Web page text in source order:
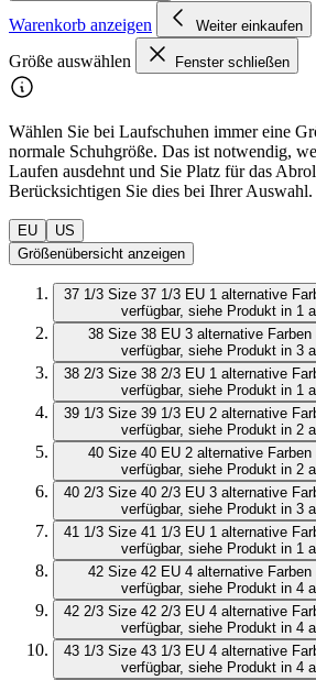
Warenkorb anzeigen Weiter einkaufen
Größe auswählen Fenster schließen
Wählen Sie bei Laufschuhen immer eine
normale Schuhgröße. Das ist notwendig,
Laufen ausdehnt und Sie Platz für das
Berücksichtigen Sie dies bei Ihrer Auswahl.
EU
US
Größenübersicht anzeigen
37 1/3 Size 37 1/3 EU 1 alternative
verfügbar, siehe Produkt in 1
38 Size 38 EU 3 alternative Farben
verfügbar, siehe Produkt in 3
38 2/3 Size 38 2/3 EU 1 alternative
verfügbar, siehe Produkt in 1
39 1/3 Size 39 1/3 EU 2 alternative
verfügbar, siehe Produkt in 2
40 Size 40 EU 2 alternative Farben
verfügbar, siehe Produkt in 2
40 2/3 Size 40 2/3 EU 3 alternative
verfügbar, siehe Produkt in 3
41 1/3 Size 41 1/3 EU 1 alternative
verfügbar, siehe Produkt in 1
42 Size 42 EU 4 alternative Farben
verfügbar, siehe Produkt in 4
42 2/3 Size 42 2/3 EU 4 alternative
verfügbar, siehe Produkt in 4
43 1/3 Size 43 1/3 EU 4 alternative
verfügbar, siehe Produkt in 4